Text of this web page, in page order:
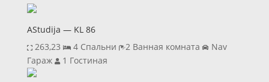
AStudija — KL 86
263,23‬
4 Спальни 2 Ванная комната Nav
Гараж
1 Гостиная